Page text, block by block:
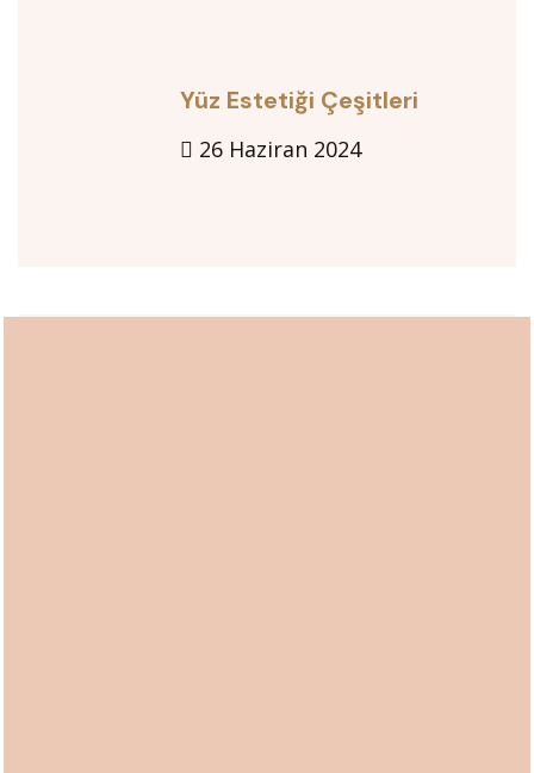
Yüz Estetiği Çeşitleri
26 Haziran 2024